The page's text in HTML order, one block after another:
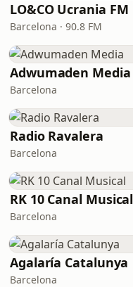
LO&CO Ucrania FM
Barcelona · 90.8 FM
Adwumaden Media
Barcelona
Radio Ravalera
Barcelona
RK 10 Canal Musical
Barcelona
Agalaría Catalunya
Barcelona